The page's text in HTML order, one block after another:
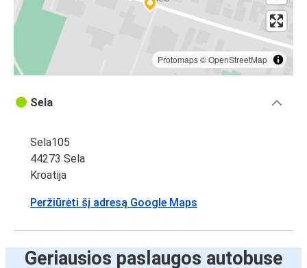
Protomaps©OpenStreetMap
Sela
Sela105
44273 Sela
Kroatija
Peržiūrėti šį adresą Google Maps
Geriausios paslaugos autobuse